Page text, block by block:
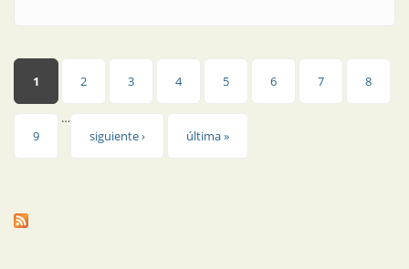
Páginas
1 2 3 4 5 6 7 8
9
…
siguiente ›
última »